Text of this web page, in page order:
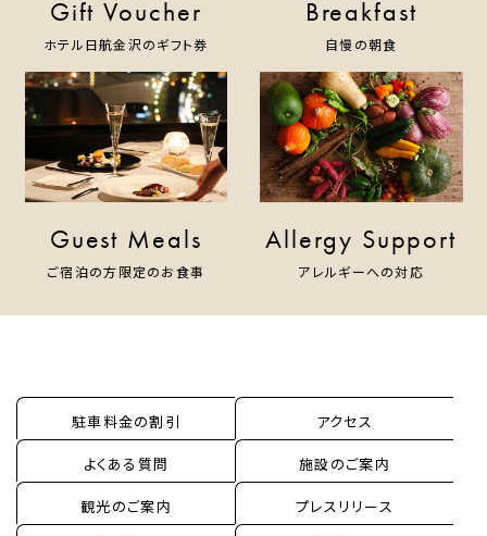
Gift Voucher
ホテル日航金沢のギフト券
Breakfast
自慢の朝食
Guest Meals
ご宿泊の方限定のお食事
Allergy Support
アレルギーへの対応
駐車料金の割引 アクセス
よくある質問 施設のご案内
観光のご案内 プレスリリース